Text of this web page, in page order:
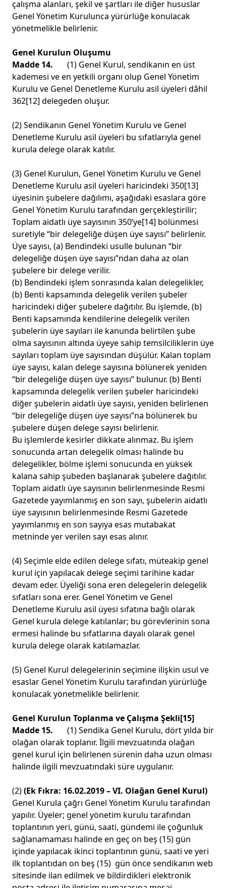
çalışma alanları, şekil ve şartları ile diğer hususlar
Genel Yönetim Kurulunca yürürlüğe konulacak
yönetmelikle belirlenir.
Genel Kurulun Oluşumu
Madde 14. (1) Genel Kurul, sendikanın en üst
kademesi ve en yetkili organı olup Genel Yönetim
Kurulu ve Genel Denetleme Kurulu asil üyeleri dâhil
362[12] delegeden oluşur.
(2) Sendikanın Genel Yönetim Kurulu ve Genel
Denetleme Kurulu asil üyeleri bu sıfatlarıyla genel
kurula delege olarak katılır.
(3) Genel Kurulun, Genel Yönetim Kurulu ve Genel
Denetleme Kurulu asil üyeleri haricindeki 350[13]
üyesinin şubelere dağılımı, aşağıdaki esaslara göre
Genel Yönetim Kurulu tarafından gerçekleştirilir;
Toplam aidatlı üye sayısının 350’ye[14] bölünmesi
suretiyle “bir delegeliğe düşen üye sayısı” belirlenir.
Üye sayısı, (a) Bendindeki usulle bulunan “bir
delegeliğe düşen üye sayısı”ndan daha az olan
şubelere bir delege verilir.
(b) Bendindeki işlem sonrasında kalan delegelikler,
(b) Benti kapsamında delegelik verilen şubeler
haricindeki diğer şubelere dağıtılır. Bu işlemde, (b)
Benti kapsamında kendilerine delegelik verilen
şubelerin üye sayıları ile kanunda belirtilen şube
olma sayısının altında üyeye sahip temsilciliklerin üye
sayıları toplam üye sayısından düşülür. Kalan toplam
üye sayısı, kalan delege sayısına bölünerek yeniden
“bir delegeliğe düşen üye sayısı” bulunur. (b) Benti
kapsamında delegelik verilen şubeler haricindeki
diğer şubelerin aidatlı üye sayısı, yeniden belirlenen
“bir delegeliğe düşen üye sayısı”na bölünerek bu
şubelere düşen delege sayısı belirlenir.
Bu işlemlerde kesirler dikkate alınmaz. Bu işlem
sonucunda artan delegelik olması halinde bu
delegelikler, bölme işlemi sonucunda en yüksek
kalana sahip şubeden başlanarak şubelere dağıtılır.
Toplam aidatlı üye sayısının belirlenmesinde Resmi
Gazetede yayımlanmış en son sayı, şubelerin aidatlı
üye sayısının belirlenmesinde Resmi Gazetede
yayımlanmış en son sayıya esas mutabakat
metninde yer verilen sayı esas alınır.
(4) Seçimle elde edilen delege sıfatı, müteakip genel
kurul için yapılacak delege seçimi tarihine kadar
devam eder. Üyeliği sona eren delegelerin delegelik
sıfatları sona erer. Genel Yönetim ve Genel
Denetleme Kurulu asil üyesi sıfatına bağlı olarak
Genel kurula delege katılanlar; bu görevlerinin sona
ermesi halinde bu sıfatlarına dayalı olarak genel
kurula delege olarak katılamazlar.
(5) Genel Kurul delegelerinin seçimine ilişkin usul ve
esaslar Genel Yönetim Kurulu tarafından yürürlüğe
konulacak yönetmelikle belirlenir.
Genel Kurulun Toplanma ve Çalışma Şekli[15]
Madde 15. (1) Sendika Genel Kurulu, dört yılda bir
olağan olarak toplanır. İlgili mevzuatında olağan
genel kurul için belirlenen sürenin daha uzun olması
halinde ilgili mevzuatındaki süre uygulanır.
(2)(Ek Fıkra: 16.02.2019 – VI. Olağan Genel Kurul)
Genel Kurula çağrı Genel Yönetim Kurulu tarafından
yapılır. Üyeler; genel yönetim kurulu tarafından
toplantının yeri, günü, saati, gündemi ile çoğunluk
sağlanamaması halinde en geç on beş (15) gün
içinde yapılacak ikinci toplantının günü, saati ve yeri
ilk toplantıdan on beş (15) gün önce sendikanın web
sitesinde ilan edilmek ve bildirdikleri elektronik